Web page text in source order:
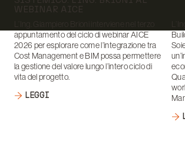
WEBINAR AICE
appuntamento del ciclo di webinar AICE
2026 per esplorare come l’integrazione tra
Cost Management e BIM possa permettere
la gestione del valore lungo l’intero ciclo di
vita del progetto.
LEGGI